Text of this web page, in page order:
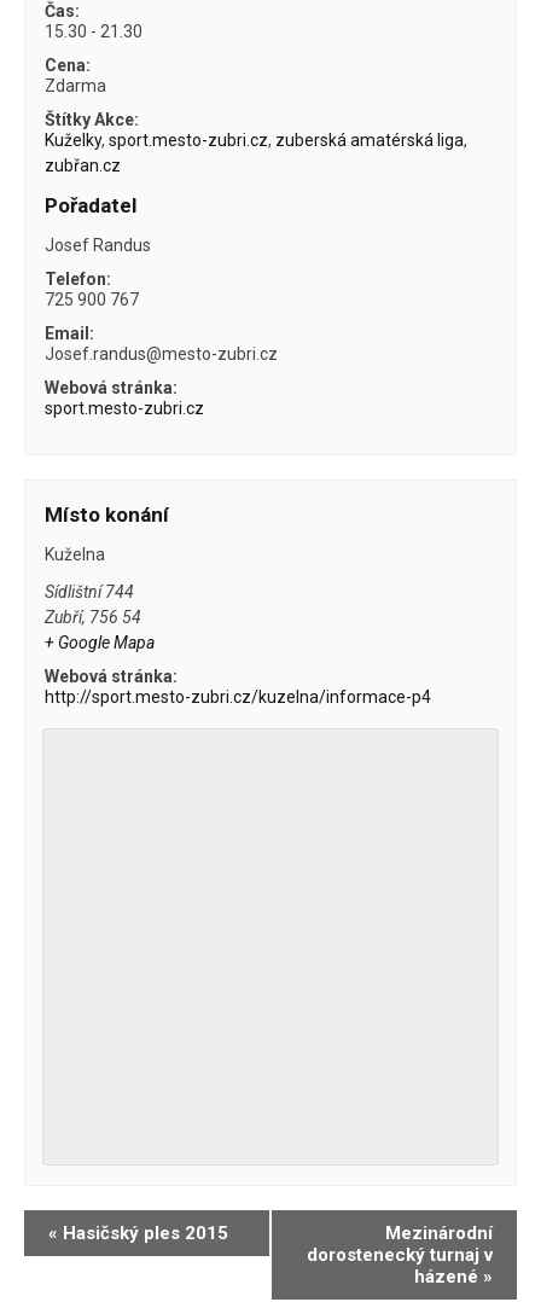
Čas:
15.30 - 21.30
Cena:
Zdarma
Štítky Akce:
Kuželky,sport.mesto-zubri.cz, zuberská amatérská liga,
zubřan.cz
Pořadatel
Josef Randus
Telefon:
725 900 767
Email:
Josef.randus@mesto-zubri.cz
Webová stránka:
sport.mesto-zubri.cz
Místo konání
Kuželna
Sídlištní 744
Zubří, 756 54
+ Google Mapa
Webová stránka:
http://sport.mesto-zubri.cz/kuzelna/informace-p4
Navigace
pro
« Hasičský ples 2015
Mezinárodní
dorostenecký turnaj v
házené »